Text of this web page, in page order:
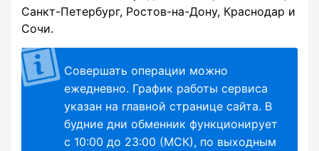
Санкт-Петербург, Ростов-на-Дону, Краснодар и
Сочи.
Совершать операции можно
ежедневно. График работы сервиса
указан на главной странице сайта. В
будние дни обменник функционирует
с 10:00 до 23:00 (МСК), по выходным